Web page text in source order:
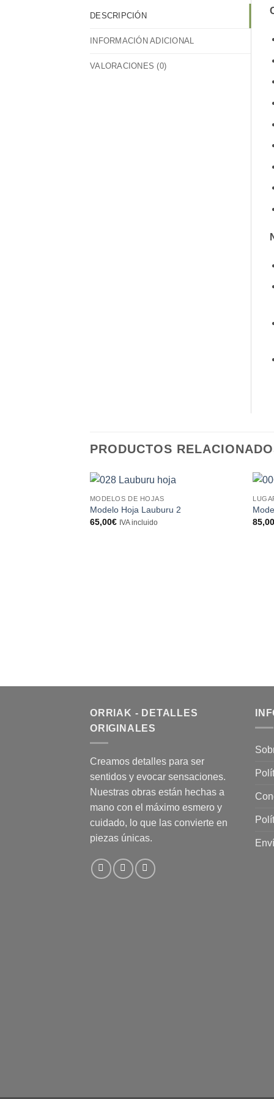
DESCRIPCIÓN
INFORMACIÓN ADICIONAL
VALORACIONES (0)
PRODUCTOS
MODELOS DE HOJAS
Modelo Hoja Lauburu 2
65,00€ IVA incluido
ORRIAK - DETALLES
ORIGINALES
Creamos detalles para ser
sentidos y evocar sensaciones.
Nuestras obras están hechas a
mano con el máximo esmero y
cuidado, lo que las convierte en
piezas únicas.